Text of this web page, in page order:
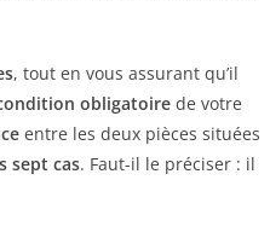
, tout en vous assurant qu’il
obligatoire de votre
entre les deux pièces situées
sept cas. Faut-il le préciser : il